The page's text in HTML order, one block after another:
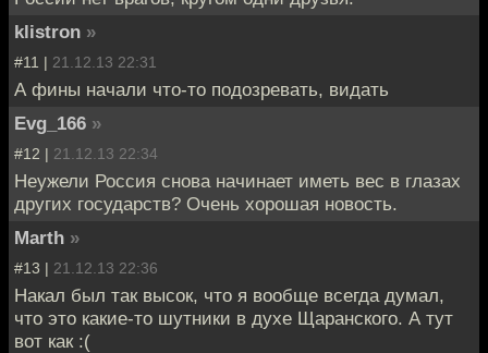
klistron »
#11 | 21.12.13 22:31
А фины начали что-то подозревать, видать
Evg_166 »
#12 | 21.12.13 22:34
Неужели Россия снова начинает иметь вес в глазах
других государств? Очень хорошая новость.
Marth »
#13 | 21.12.13 22:36
Накал был так высок, что я вообще всегда думал,
что это какие-то шутники в духе Щаранского. А тут
вот как :(